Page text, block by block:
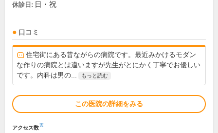
休診日: 日・祝
口コミ
住宅街にある昔ながらの病院です。最近みかけるモダン
な作りの病院とは違いますが先生がとにかく丁寧でお優しい
です。内科は男の...
もっと読む
この医院の詳細をみる
アクセス数※